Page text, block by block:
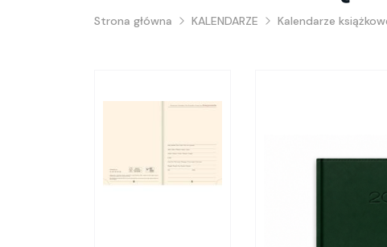
Strona główna KALENDARZE Kalendarze